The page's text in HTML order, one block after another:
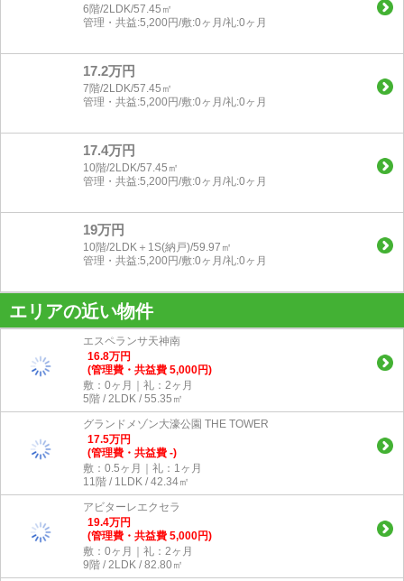
6階/2LDK/57.45㎡
管理・共益:5,200円/敷:0ヶ月/礼:0ヶ月
17.2万円
7階/2LDK/57.45㎡
管理・共益:5,200円/敷:0ヶ月/礼:0ヶ月
17.4万円
10階/2LDK/57.45㎡
管理・共益:5,200円/敷:0ヶ月/礼:0ヶ月
19万円
10階/2LDK＋1S(納戸)/59.97㎡
管理・共益:5,200円/敷:0ヶ月/礼:0ヶ月
エリアの近い物件
エスペランサ天神南
16.8万円
(管理費・共益費 5,000円)
敷：0ヶ月｜礼：2ヶ月
5階 / 2LDK / 55.35㎡
グランドメゾン大濠公園 THE TOWER
17.5万円
(管理費・共益費 -)
敷：0.5ヶ月｜礼：1ヶ月
11階 / 1LDK / 42.34㎡
アビターレエクセラ
19.4万円
(管理費・共益費 5,000円)
敷：0ヶ月｜礼：2ヶ月
9階 / 2LDK / 82.80㎡